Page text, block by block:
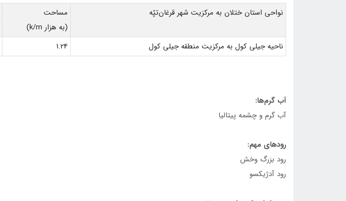
نواحي استان ختلان به مركزيت شهر قرغان‌تپّه
مساحت
(به هزار k/m)
ناحيه جيلی كول به مركزيت منطقه جيلی كول
1.24
آب گرم‌ها:
آب گرم و چشمه پيتاليا
رودهای مهم:
رود بزرگ وخش
رود آدژيكسو